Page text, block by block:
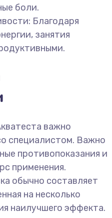
боли.
Благодаря
занятия
важно
специалистом. Важно
противопоказания и
применения.
обычно составляет
на несколько
наилучшего эффекта.